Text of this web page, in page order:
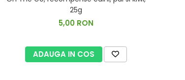
25g
5,00 RON
ADAUGA IN COS